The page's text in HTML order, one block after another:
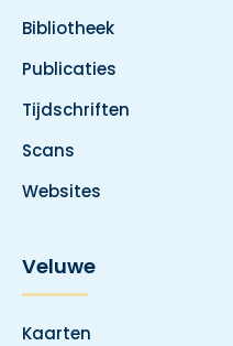
Bibliotheek
Publicaties
Tijdschriften
Scans
Websites
Veluwe
Kaarten